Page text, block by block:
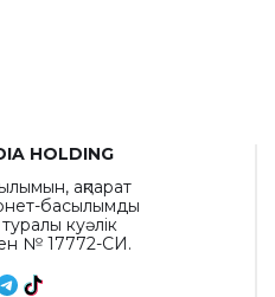
HOLDING
ақпарат
басылымды
туралы куәлік
№ 17772-СИ.